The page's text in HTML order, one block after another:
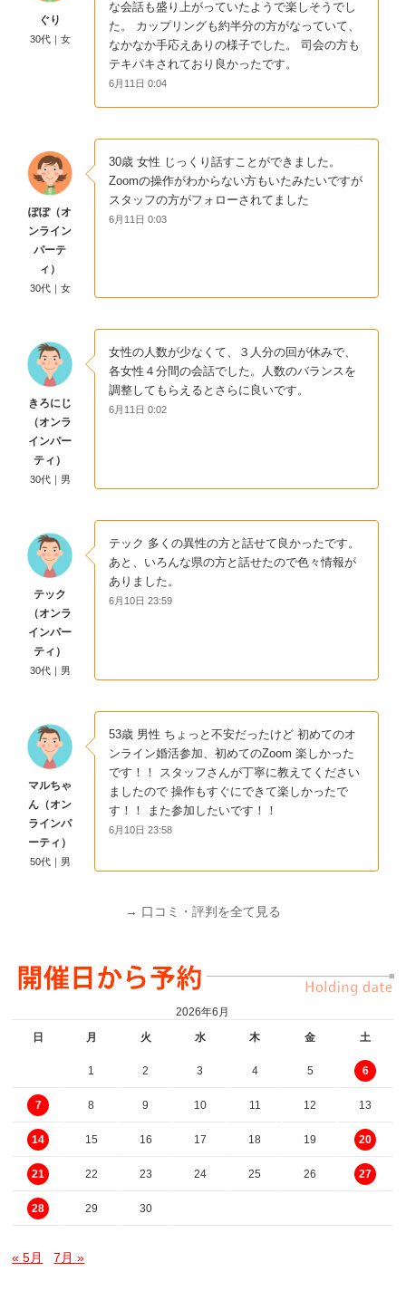
ぐり
30代｜女
な会話も盛り上がっていたようで楽しそうでし
た。 カップリングも約半分の方がなっていて、
なかなか手応えありの様子でした。 司会の方も
テキパキされており良かったです。
6月11日 0:04
ぽぽ（オ
ンライン
パーテ
ィ）
30代｜女
30歳 女性 じっくり話すことができました。
Zoomの操作がわからない方もいたみたいですが
スタッフの方がフォローされてました
6月11日 0:03
きろにじ
（オンラ
インパー
ティ）
30代｜男
女性の人数が少なくて、３人分の回が休みで、
各女性４分間の会話でした。人数のバランスを
調整してもらえるとさらに良いです。
6月11日 0:02
テック
（オンラ
インパー
ティ）
30代｜男
テック 多くの異性の方と話せて良かったです。
あと、いろんな県の方と話せたので色々情報が
ありました。
6月10日 23:59
マルちゃ
ん（オン
ラインパ
ーティ）
50代｜男
53歳 男性 ちょっと不安だったけど 初めてのオ
ンライン婚活参加、初めてのZoom 楽しかった
です！！ スタッフさんが丁寧に教えてください
ましたので 操作もすぐにできて楽しかったで
す！！ また参加したいです！！
6月10日 23:58
→ 口コミ・評判を全て見る
2026年6月
日
月 火 水 木 金 土
1 2 3 4 5 6
7 8 9 10 11 12 13
14 15 16 17 18 19 20
21 22 23 24 25 26 27
28 29 30
« 5月 7月 »